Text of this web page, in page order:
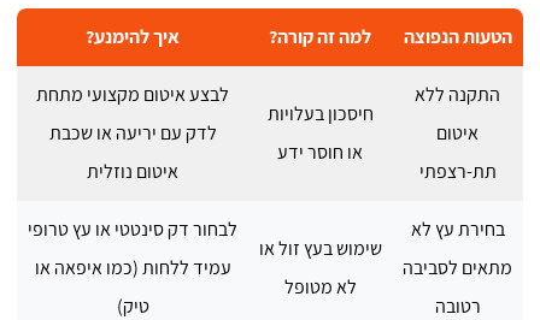
הטעות הנפוצה למה זה קורה? איך להימנע?
התקנה ללא
איטום
תת-רצפתי
חיסכון בעלויות
או חוסר ידע
לבצע איטום מקצועי מתחת
לדק עם יריעה או שכבת
איטום נוזלית
בחירת עץ לא
מתאים לסביבה
רטובה
שימוש בעץ זול או
לא מטופל
לבחור דק סינטטי או עץ טרופי
עמיד ללחות (כמו איפאה או
טיק)